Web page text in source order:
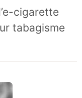
cigarette
tabagisme